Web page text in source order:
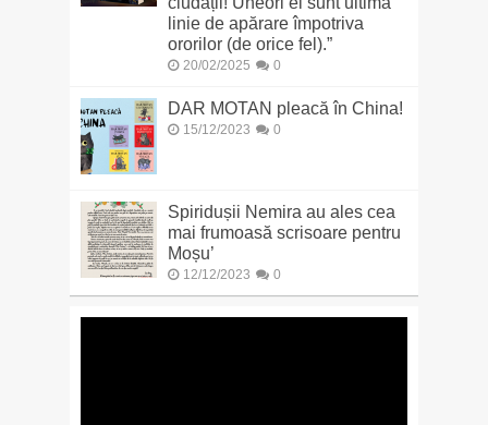
linie de apărare împotriva
ororilor (de orice fel).”
20/02/2025 0
DAR MOTAN pleacă în China!
15/12/2023 0
Spiridușii Nemira au ales cea
mai frumoasă scrisoare pentru
Moșu’
12/12/2023 0